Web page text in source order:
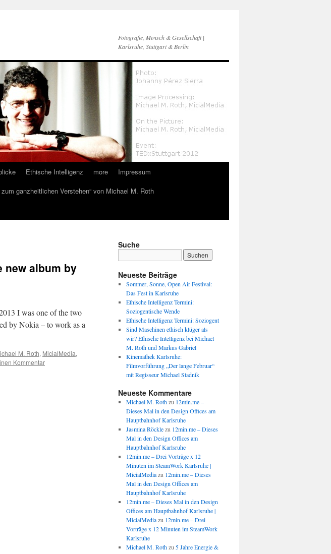
Fotografie, Mensch & Gesellschaft |
Karlsruhe, Stuttgart & Berlin
Ethische Intelligenz more
Impressum
ganzheitlichen Verstehen“ von Michael M. Roth
new album by
I was one of the two
by Nokia – to work as a
M. Roth, MicialMedia,
Kommentar
Suche
Neueste Beiträge
Sommer, Sonne, Open Air Festival:
Das Fest in Karlsruhe
Ethische Intelligenz Termini:
Soziogentische Wende
Ethische Intelligenz Termini: Soziogent
Sind Maschinen ethisch klüger als
wir? Ethische Intelligenz bei Michael
M. Roth und Markus Gabriel
Kinemathek Karlsruhe:
Filmvorführung „Der lange Februar“
mit Regisseur Michael Stadnik
Neueste Kommentare
Michael M. Rothzu 12min.me –
Dieses Mal in den Design Offices am
Hauptbahnhof Karlsruhe
Jasmina Röcklezu 12min.me – Dieses
Mal in den Design Offices am
Hauptbahnhof Karlsruhe
12min.me – Drei Vorträge x 12
Minuten im SteamWork Karlsruhe |
MicialMediazu 12min.me – Dieses
Mal in den Design Offices am
Hauptbahnhof Karlsruhe
12min.me – Dieses Mal in den Design
Offices am Hauptbahnhof Karlsruhe |
MicialMediazu 12min.me – Drei
Vorträge x 12 Minuten im SteamWork
Karlsruhe
Michael M. Rothzu 5 Jahre Energie &